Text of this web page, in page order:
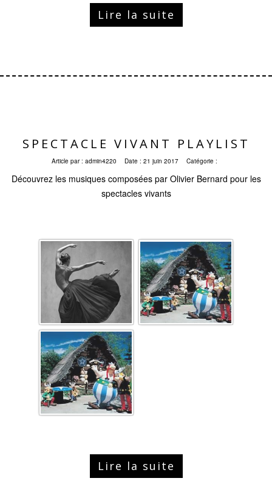
Lire la suite
SPECTACLE VIVANT PLAYLIST
Article par : admin4220 Date : 21 juin 2017 Catégorie :
Découvrez les musiques composées par Olivier Bernard pour les
spectacles vivants
Lire la suite